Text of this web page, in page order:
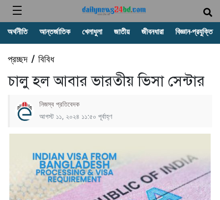
অর্থনীতি আন্তর্জাতিক খেলাধুলা জাতীয় জীবনধারা বিজ্ঞান-প্রযুক্তি
প্রচ্ছদ/ বিবিধ
চালু হল আবার ভারতীয় ভিসা সেন্টার
নিজস্ব প্রতিবেদক
আগস্ট ১১, ২০২৪ ১১:৫০ পূর্বাহ্ণ